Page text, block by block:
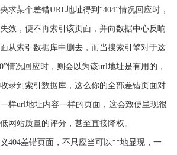
求某个差错URL地址得到“404”情况回应时，
效，便不再索引该页面，并向数据中心反响
从索引数据库中删去，而当搜索引擎对于这
情况回应时，则会以为该url地址是有用的，
录到索引数据库，这么你的全部差错页面对
样url地址内容一样的页面，这会致使呈现很
网站质量的评分，甚至直接降权。
404差错页面，不只应当可以**地显现，一